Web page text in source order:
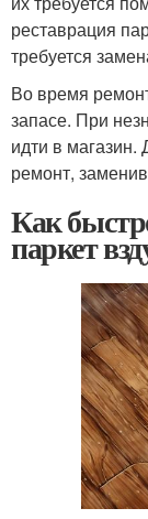
реставрация
требуется
Во время
запасе. При
идти в магазин.
ремонт,
Как
паркет